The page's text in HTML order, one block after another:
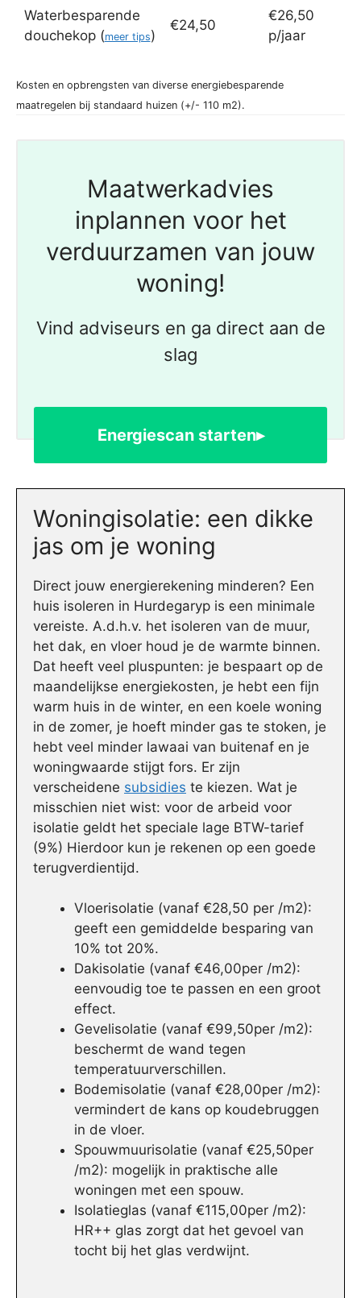
Waterbesparende
douchekop (meer tips)
€24,50
€26,50
p/jaar
Kosten en opbrengsten van diverse energiebesparende
maatregelen bij standaard huizen (+/- 110 m2).
Maatwerkadvies
inplannen voor het
verduurzamen van jouw
woning!
Vind adviseurs en ga direct aan de
slag
Energiescan starten▸
Woningisolatie: een dikke
jas om je woning
Direct jouw energierekening minderen? Een
huis isoleren in Hurdegaryp is een minimale
vereiste. A.d.h.v. het isoleren van de muur,
het dak, en vloer houd je de warmte binnen.
Dat heeft veel pluspunten: je bespaart op de
maandelijkse energiekosten, je hebt een fijn
warm huis in de winter, en een koele woning
in de zomer, je hoeft minder gas te stoken, je
hebt veel minder lawaai van buitenaf en je
woningwaarde stijgt fors. Er zijn
verscheidene subsidies te kiezen. Wat je
misschien niet wist: voor de arbeid voor
isolatie geldt het speciale lage BTW-tarief
(9%) Hierdoor kun je rekenen op een goede
terugverdientijd.
Vloerisolatie (vanaf €28,50 per /m2):
geeft een gemiddelde besparing van
10% tot 20%.
Dakisolatie (vanaf €46,00per /m2):
eenvoudig toe te passen en een groot
effect.
Gevelisolatie (vanaf €99,50per /m2):
beschermt de wand tegen
temperatuurverschillen.
Bodemisolatie (vanaf €28,00per /m2):
vermindert de kans op koudebruggen
in de vloer.
Spouwmuurisolatie (vanaf €25,50per
/m2): mogelijk in praktische alle
woningen met een spouw.
Isolatieglas (vanaf €115,00per /m2):
HR++ glas zorgt dat het gevoel van
tocht bij het glas verdwijnt.